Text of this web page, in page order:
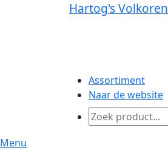
Hartog's Volkoren
Assortiment
Naar de website
Menu